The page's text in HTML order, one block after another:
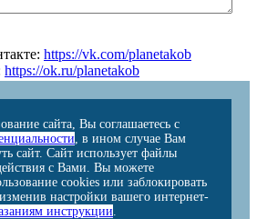
https://vk.com/planetakob
https://ok.ru/planetakob
сайта, Вы соглашаетесь с
, в ином случае Вам
сайт. Сайт использует файлы
с Вами. Вы можете
cookies или заблокировать
настройки вашего интернет-
инструкции.